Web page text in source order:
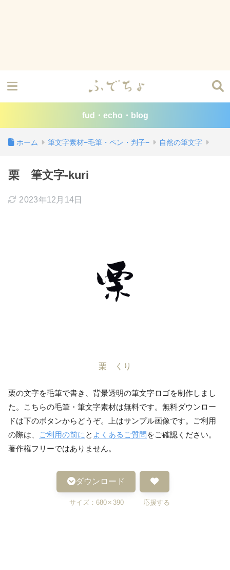
fud・echo・blog
ホーム 筆文字素材−毛筆・ペン・判子− 自然の筆文字
栗 筆文字-kuri
2023年12月14日
栗 くり
栗の文字を毛筆で書き、背景透明の筆文字ロゴを制作しまし
た。こちらの毛筆・筆文字素材は無料です。無料ダウンロー
ドは下のボタンからどうぞ。上はサンプル画像です。ご利用
の際は、
ご利用の前に と よくあるご質問 をご確認ください。
著作権フリーではありません。
ダウンロード
サイズ：680 × 390 応援する